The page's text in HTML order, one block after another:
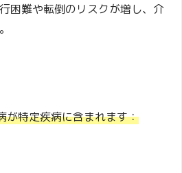
困難や転倒のリスクが増し、介
が特定疾病に含まれます：